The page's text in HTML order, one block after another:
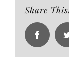
Share